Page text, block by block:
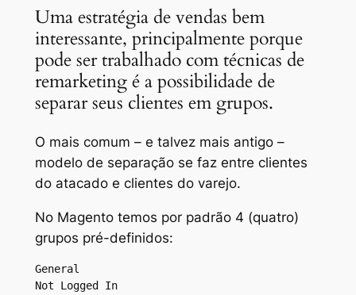
Uma estratégia de vendas bem
interessante, principalmente porque
pode ser trabalhado com técnicas de
remarketing é a possibilidade de
separar seus clientes em grupos.
O mais comum – e talvez mais antigo –
modelo de separação se faz entre clientes
do atacado e clientes do varejo.
No Magento temos por padrão 4 (quatro)
grupos pré-definidos:
General
Not Logged In